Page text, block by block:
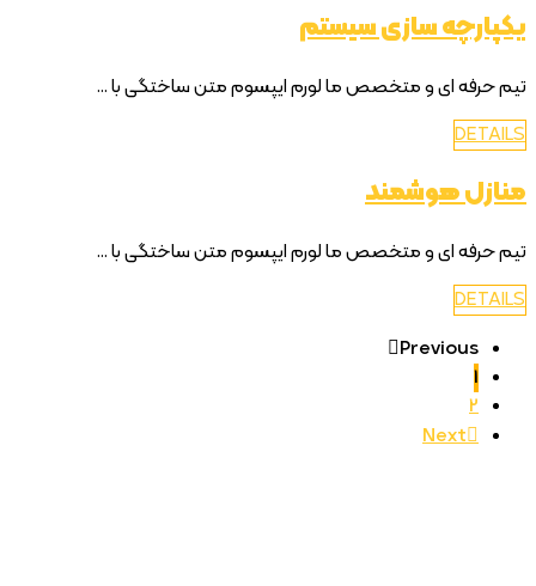
یکپارچه سازی سیستم
تیم حرفه ای و متخصص ما لورم ایپسوم متن ساختگی با ...
DETAILS
منازل هوشمند
تیم حرفه ای و متخصص ما لورم ایپسوم متن ساختگی با ...
DETAILS
Previous
1
2
Next